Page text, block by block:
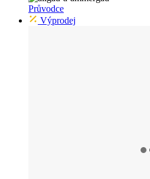
Průvodce
Výprodej